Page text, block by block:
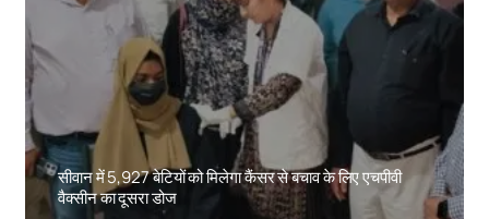
सीवान में 5,927 बेटियों को मिलेगा कैंसर से बचाव के लिए एचपीवी
वैक्सीन का दूसरा डोज